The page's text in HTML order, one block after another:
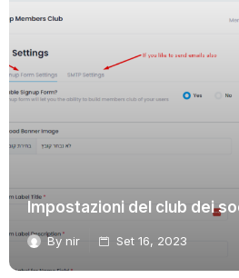
Impostazioni del club dei
By nir Set 16, 2023